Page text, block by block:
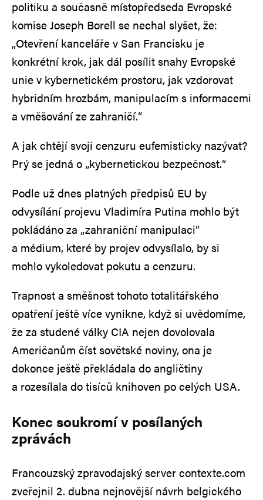
politiku a současně místopředseda Evropské
komise Joseph Borell se nechal slyšet, že:
„Otevření kanceláře v San Francisku je
konkrétní krok, jak dál posílit snahy Evropské
unie v kybernetickém prostoru, jak vzdorovat
hybridním hrozbám, manipulacím s informacemi
a vměšování ze zahraničí.“
A jak chtějí svoji cenzuru eufemisticky nazývat?
Prý se jedná o „kybernetickou bezpečnost.“
Podle už dnes platných předpisů EU by
odvysílání projevu Vladimíra Putina mohlo být
pokládáno za „zahraniční manipulaci“
a médium, které by projev odvysílalo, by si
mohlo vykoledovat pokutu a cenzuru.
Trapnost a směšnost tohoto totalitářského
opatření ještě více vynikne, když si uvědomíme,
že za studené války CIA nejen dovolovala
Američanům číst sovětské noviny, ona je
dokonce ještě překládala do angličtiny
a rozesílala do tisíců knihoven po celých USA.
Konec soukromí v posílaných
zprávách
Francouzský zpravodajský server contexte.com
zveřejnil 2. dubna nejnovější návrh belgického